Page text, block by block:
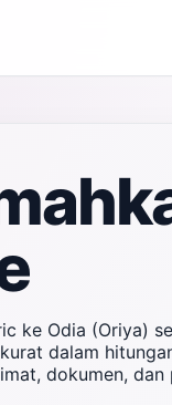
ke Odia (Oriya)
dalam
dokumen,